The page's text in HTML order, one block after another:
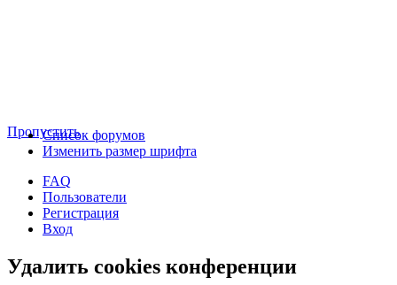
ПропуститьСписок форумов
Изменить размер шрифта
FAQ
Пользователи
Регистрация
Вход
Удалить cookies конференции